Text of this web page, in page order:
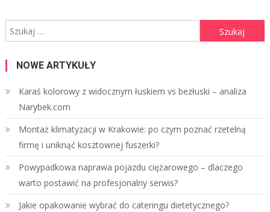
Szukaj:
NOWE ARTYKUŁY
Karaś kolorowy z widocznym łuskiem vs bezłuski – analiza
Narybek.com
Montaż klimatyzacji w Krakowie: po czym poznać rzetelną
firmę i uniknąć kosztownej fuszerki?
Powypadkowa naprawa pojazdu ciężarowego – dlaczego
warto postawić na profesjonalny serwis?
Jakie opakowanie wybrać do cateringu dietetycznego?